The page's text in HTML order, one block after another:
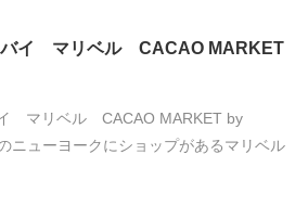
イ マリベル CACAO MARKET
マリベル CACAO MARKET by
ニューヨークにショップがあるマリベル